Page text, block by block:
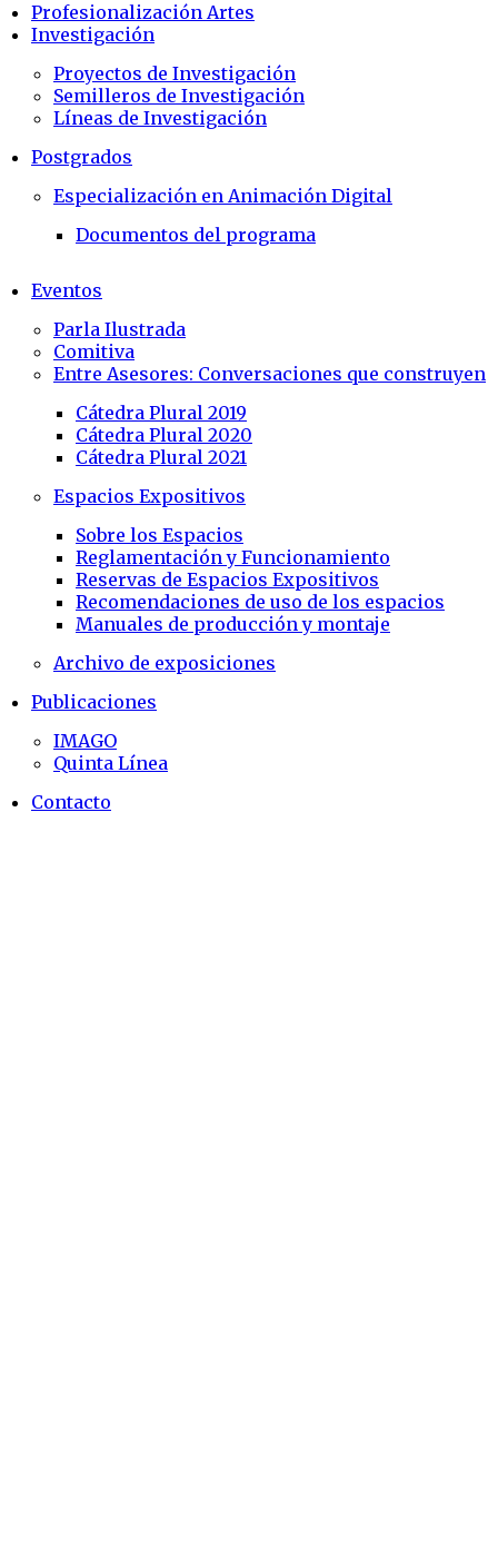
Profesionalización Artes
Investigación
Proyectos de Investigación
Semilleros de Investigación
Líneas de Investigación
Postgrados
Especialización en Animación Digital
Documentos del programa
Eventos
Parla Ilustrada
Comitiva
Entre Asesores: Conversaciones que construyen
Cátedra Plural 2019
Cátedra Plural 2020
Cátedra Plural 2021
Espacios Expositivos
Sobre los Espacios
Reglamentación y Funcionamiento
Reservas de Espacios Expositivos
Recomendaciones de uso de los espacios
Manuales de producción y montaje
Archivo de exposiciones
Publicaciones
IMAGO
Quinta Línea
Contacto